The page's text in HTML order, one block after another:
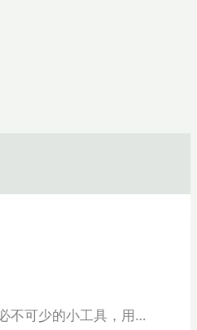
不可少的小工具，用…